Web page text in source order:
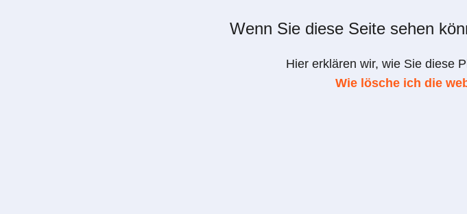
Wenn Sie diese Seite sehen
Hier erklären wir, wie Sie diese
Wie lösche ich die